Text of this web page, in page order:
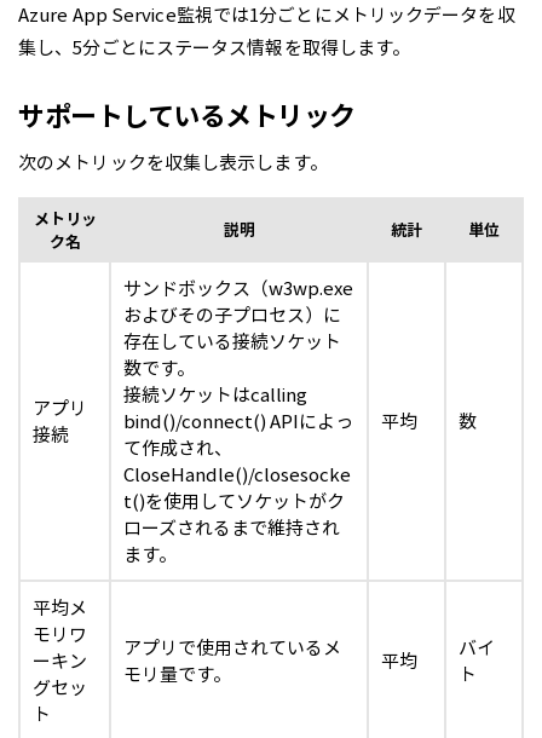
Azure App Service監視では1分ごとにメトリックデータを収
集し、5分ごとにステータス情報を取得します。
サポートしているメトリック
次のメトリックを収集し表示します。
メトリッ
ク名
説明 統計 単位
アプリ
接続
サンドボックス（w3wp.exe
およびその子プロセス）に
存在している接続ソケット
数です。
接続ソケットはcalling
bind()/connect() APIによっ
て作成され、
CloseHandle()/closesocke
t()を使用してソケットがク
ローズされるまで維持され
ます。
平均 数
平均メ
モリワ
ーキン
グセッ
ト
アプリで使用されているメ
モリ量です。
平均
バイ
ト